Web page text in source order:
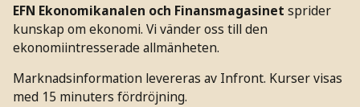
EFN Ekonomikanalen och Finansmagasinet sprider
kunskap om ekonomi. Vi vänder oss till den
ekonomiintresserade allmänheten.
Marknadsinformation levereras av Infront. Kurser visas
med 15 minuters fördröjning.